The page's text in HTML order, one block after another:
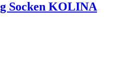
Socken KOLINA